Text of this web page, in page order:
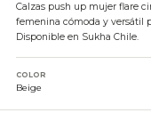
Calzas push up mujer flare
femenina cómoda y versátil
Disponible en Sukha Chile.
COLOR
Beige